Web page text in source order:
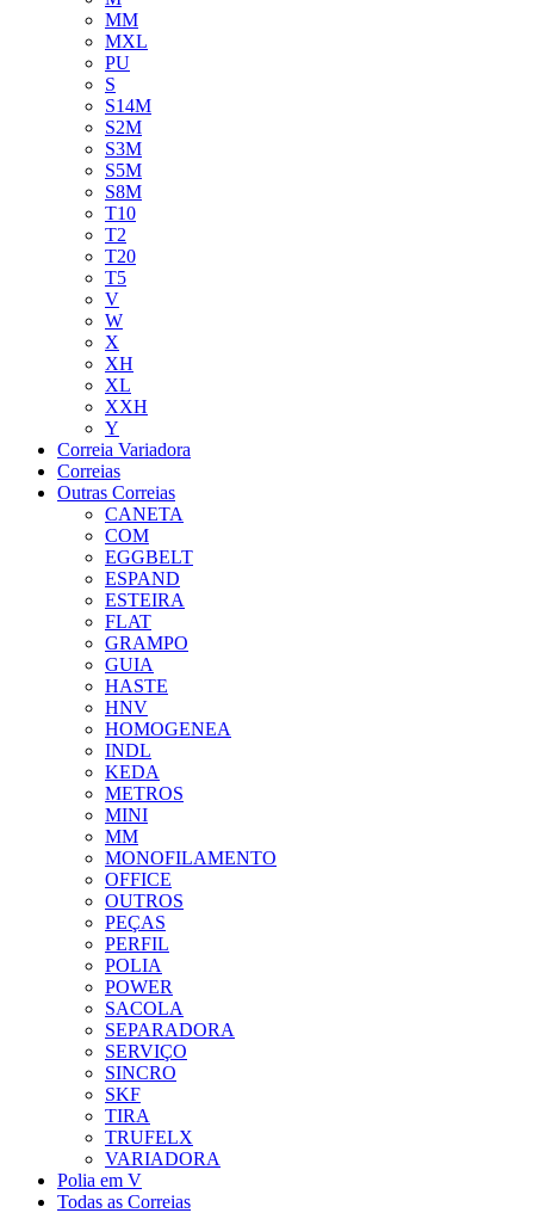
MM
MXL
PU
S
S14M
S2M
S3M
S5M
S8M
T10
T2
T20
T5
V
W
X
XH
XL
XXH
Y
Correia Variadora
Correias
Outras Correias
CANETA
COM
EGGBELT
ESPAND
ESTEIRA
FLAT
GRAMPO
GUIA
HASTE
HNV
HOMOGENEA
INDL
KEDA
METROS
MINI
MM
MONOFILAMENTO
OFFICE
OUTROS
PEÇAS
PERFIL
POLIA
POWER
SACOLA
SEPARADORA
SERVIÇO
SINCRO
SKF
TIRA
TRUFELX
VARIADORA
Polia em V
Todas as Correias